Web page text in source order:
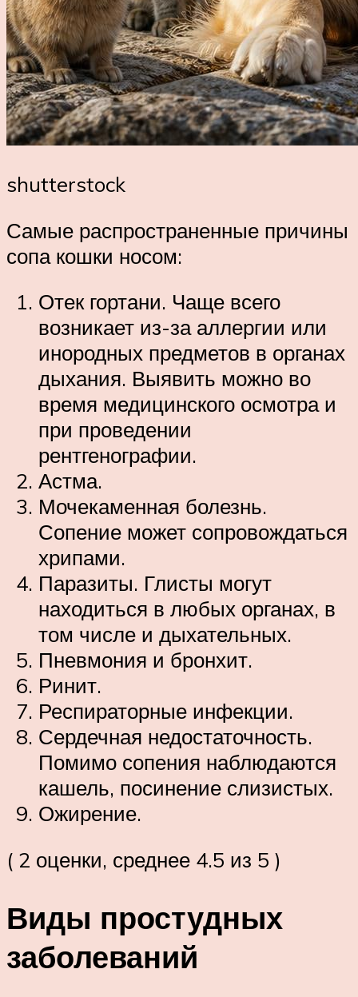
shutterstock
Самые распространенные причины
сопа кошки носом:
Отек гортани. Чаще всего
возникает из-за аллергии или
инородных предметов в органах
дыхания. Выявить можно во
время медицинского осмотра и
при проведении
рентгенографии.
Астма.
Мочекаменная болезнь.
Сопение может сопровождаться
хрипами.
Паразиты. Глисты могут
находиться в любых органах, в
том числе и дыхательных.
Пневмония и бронхит.
Ринит.
Респираторные инфекции.
Сердечная недостаточность.
Помимо сопения наблюдаются
кашель, посинение слизистых.
Ожирение.
( 2 оценки, среднее 4.5 из 5 )
Виды простудных
заболеваний